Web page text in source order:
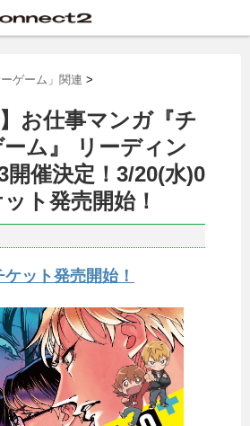
ーゲーム」関連 >
】お仕事マンガ『チ
ム』 リーディン
開催決定！3/20(水)0
ト発売開始！
ケット発売開始！